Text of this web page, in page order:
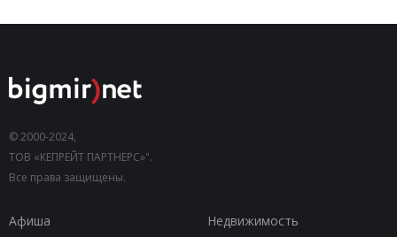
© 2000-2024,
ТОВ «КЕПРЕЙТ ПАРТНЕРС»".
Все права защищены.
Афиша
Недвижимость